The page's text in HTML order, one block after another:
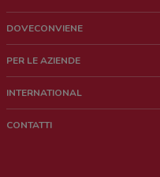
DOVECONVIENE
Chi siamo
Lavora con noi
PER LE AZIENDE
Richieste commerciali e marketing
INTERNATIONAL
CONTATTI